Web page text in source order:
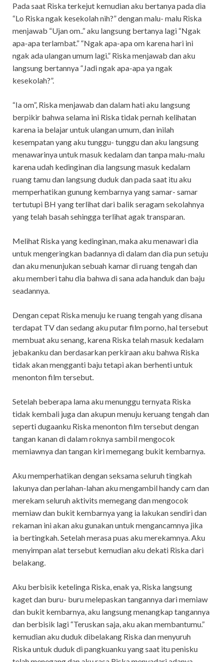
Pada saat Riska terkejut kemudian aku bertanya pada dia
“Lo Riska ngak kesekolah nih?” dengan malu- malu Riska
menjawab “Ujan om..” aku langsung bertanya lagi “Ngak
apa-apa terlambat.” “Ngak apa-apa om karena hari ini
ngak ada ulangan umum lagi.” Riska menjawab dan aku
langsung bertannya “Jadi ngak apa-apa ya ngak
kesekolah?”.
“Ia om”, Riska menjawab dan dalam hati aku langsung
berpikir bahwa selama ini Riska tidak pernah kelihatan
karena ia belajar untuk ulangan umum, dan inilah
kesempatan yang aku tunggu- tunggu dan aku langsung
menawarinya untuk masuk kedalam dan tanpa malu-malu
karena udah kedinginan dia langsung masuk kedalam
ruang tamu dan langsung duduk dan pada saat itu aku
memperhatikan gunung kembarnya yang samar- samar
tertutupi BH yang terlihat dari balik seragam sekolahnya
yang telah basah sehingga terlihat agak transparan.
Melihat Riska yang kedinginan, maka aku menawari dia
untuk mengeringkan badannya di dalam dan dia pun setuju
dan aku menunjukan sebuah kamar di ruang tengah dan
aku memberi tahu dia bahwa di sana ada handuk dan baju
seadannya.
Dengan cepat Riska menuju ke ruang tengah yang disana
terdapat TV dan sedang aku putar film porno, hal tersebut
membuat aku senang, karena Riska telah masuk kedalam
jebakanku dan berdasarkan perkiraan aku bahwa Riska
tidak akan mengganti baju tetapi akan berhenti untuk
menonton film tersebut.
Setelah beberapa lama aku menunggu ternyata Riska
tidak kembali juga dan akupun menuju keruang tengah dan
seperti dugaanku Riska menonton film tersebut dengan
tangan kanan di dalam roknya sambil mengocok
memiawnya dan tangan kiri memegang bukit kembarnya.
Aku memperhatikan dengan seksama seluruh tingkah
lakunya dan perlahan-lahan aku mengambil handy cam dan
merekam seluruh aktivits memegang dan mengocok
memiaw dan bukit kembarnya yang ia lakukan sendiri dan
rekaman ini akan aku gunakan untuk mengancamnya jika
ia bertingkah. Setelah merasa puas aku merekamnya. Aku
menyimpan alat tersebut kemudian aku dekati Riska dari
belakang.
Aku berbisik ketelinga Riska, enak ya, Riska langsung
kaget dan buru- buru melepaskan tangannya dari memiaw
dan bukit kembarnya, aku langsung menangkap tangannya
dan berbisik lagi “Teruskan saja, aku akan membantumu.”
kemudian aku duduk dibelakang Riska dan menyuruh
Riska untuk duduk di pangkuanku yang saat itu penisku